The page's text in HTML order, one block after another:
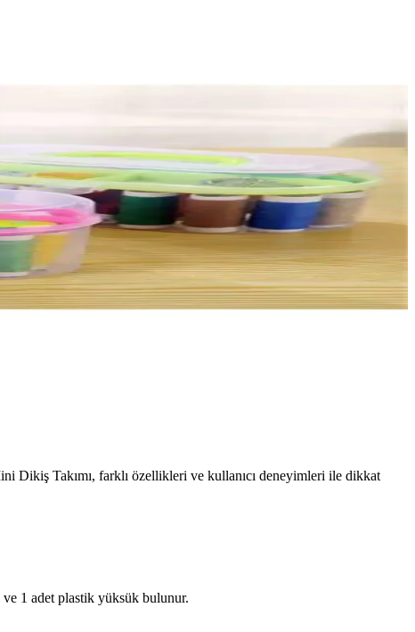
Dikiş Takımı, farklı özellikleri ve kullanıcı deneyimleri ile dikkat
ve 1 adet plastik yüksük bulunur.